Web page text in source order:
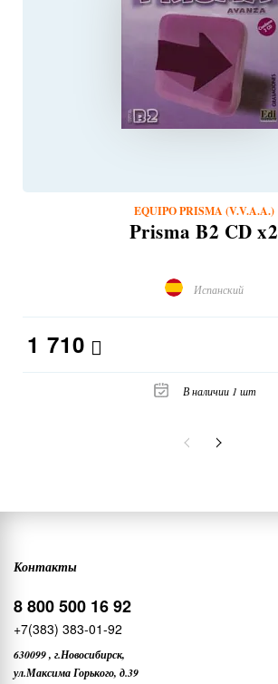
EQUIPO PRISMA (V.V.A.A.)
Prisma B2 CD x2
Испанский
1 710
В наличии 1 шт
Контакты
8 800 500 16 92
+7(383) 383-01-92
630099, г.Новосибирск,
ул.Максима Горького, д.39